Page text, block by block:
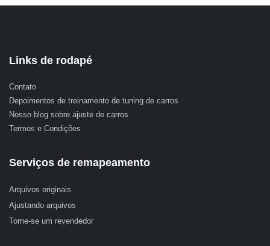
Links de rodapé
Contato
Depoimentos de treinamento de tuning de carros
Nosso blog sobre ajuste de carros
Termos e Condições
Serviços de remapeamento
Arquivos originais
Ajustando arquivos
Torne-se um revendedor